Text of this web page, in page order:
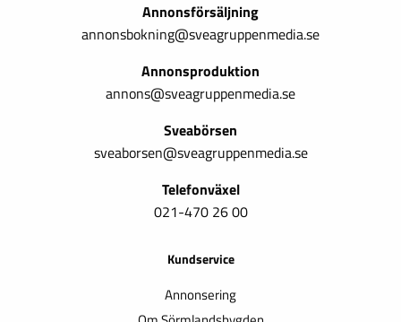
Annonsförsäljning
annonsbokning@sveagruppenmedia.se
Annonsproduktion
annons@sveagruppenmedia.se
Sveabörsen
sveaborsen@sveagruppenmedia.se
Telefonväxel
021-470 26 00
Kundservice
Annonsering